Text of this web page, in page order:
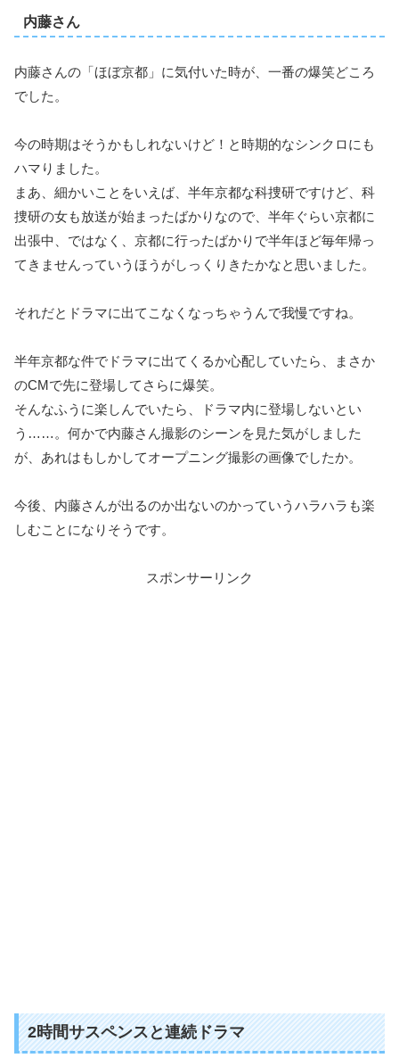
内藤さん
内藤さんの「ほぼ京都」に気付いた時が、一番の爆笑どころ
でした。
今の時期はそうかもしれないけど！と時期的なシンクロにも
ハマりました。
まあ、細かいことをいえば、半年京都な科捜研ですけど、科
捜研の女も放送が始まったばかりなので、半年ぐらい京都に
出張中、ではなく、京都に行ったばかりで半年ほど毎年帰っ
てきませんっていうほうがしっくりきたかなと思いました。
それだとドラマに出てこなくなっちゃうんで我慢ですね。
半年京都な件でドラマに出てくるか心配していたら、まさか
のCMで先に登場してさらに爆笑。
そんなふうに楽しんでいたら、ドラマ内に登場しないとい
う……。何かで内藤さん撮影のシーンを見た気がしました
が、あれはもしかしてオープニング撮影の画像でしたか。
今後、内藤さんが出るのか出ないのかっていうハラハラも楽
しむことになりそうです。
スポンサーリンク
2時間サスペンスと連続ドラマ